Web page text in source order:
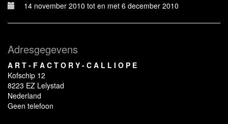
14 november 2010 tot en met 6 december 2010
Adresgegevens
A R T - F A C T O R Y - C A L L I O P E
Kofschip 12
8223 EZ Lelystad
Nederland
Geen telefoon